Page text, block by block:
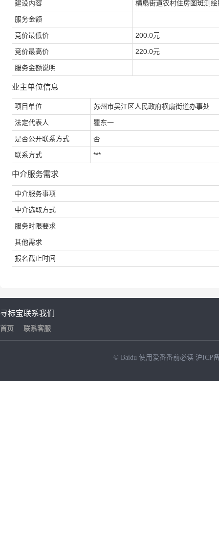
建设内容 横扇街道农村住房图斑测绘
服务金额
竞价最低价 200.0元
竞价最高价 220.0元
服务金额说明
业主单位信息
项目单位 苏州市吴江区人民政府横扇街道办事处
法定代表人 瞿东一
是否公开联系方式 否
联系方式 ***
中介服务需求
中介服务事项
中介选取方式
服务时限要求
其他需求
报名截止时间
寻标宝
首页
联系我们
联系客服
© Baidu 使用爱番番前必读 沪ICP